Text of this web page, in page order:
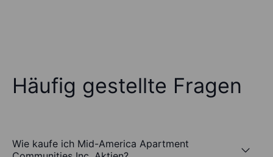
Häufig gestellte Fragen
Wie kaufe ich Mid-America Apartment